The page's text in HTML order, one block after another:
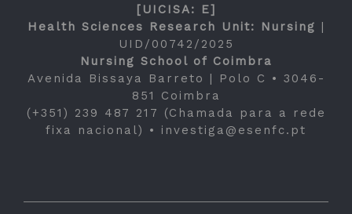
[UICISA: E]
Health Sciences Research Unit: Nursing |
UID/00742/2025
Nursing School of Coimbra
Avenida Bissaya Barreto | Polo C • 3046-
851 Coimbra
(+351) 239 487 217 (Chamada para a rede
fixa nacional) • investiga@esenfc.pt